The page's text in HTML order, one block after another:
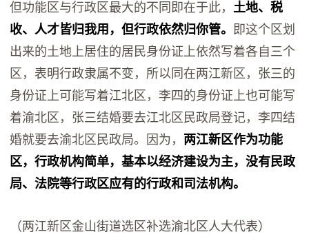
但功能区与行政区最大的不同即在于此， 土地、税
收、人才皆归我用，但行政依然归你管。 即这个区划
出来的土地上居住的居民身份证上依然写着各自三个
区，表明行政隶属不变，所以同在两江新区，张三的
身份证上可能写着江北区，李四的身份证上也可能写
着渝北区，张三结婚要去江北区民政局登记，李四结
婚就要去渝北区民政局。因为， 两江新区作为功能
区，行政机构简单，基本以经济建设为主，没有民政
局、法院等行政区应有的行政和司法机构。
（两江新区金山街道选区补选渝北区人大代表）